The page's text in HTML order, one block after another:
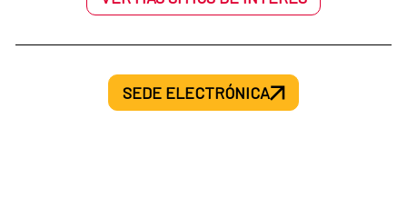
SEDE ELECTRÓNICA